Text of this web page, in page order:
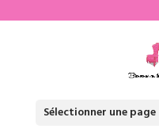
Sélectionner une page